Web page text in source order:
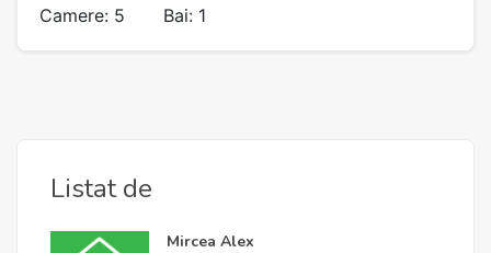
Camere: 5 Bai: 1
Listat de
Mircea Alex